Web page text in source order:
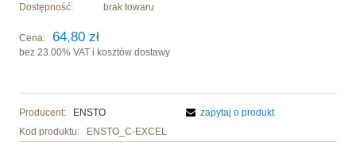
Dostępność: brak towaru
Cena: 64,80 zł
bez 23.00% VAT i kosztów dostawy
Producent:
ENSTO
Kod produktu:
ENSTO_C-EXCEL
zapytaj o produkt